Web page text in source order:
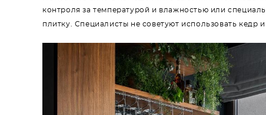
контроля за температурой и влажностью или
плитку. Специалисты не советуют использовать